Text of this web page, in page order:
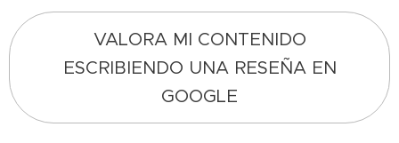
VALORA MI CONTENIDO
ESCRIBIENDO UNA RESEÑA EN
GOOGLE
2026-04-01